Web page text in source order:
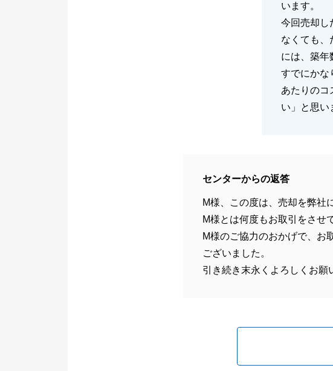
います。
今回売却し
なくても、
には、築年
すでにかな
あたりのコ
い」と思い
センターからの返答
M様、この度は、売却を弊社
M様とは何度もお取引をさせ
M様のご協力のおかげで、お
ございました。
引き続き末永くよろしくお願